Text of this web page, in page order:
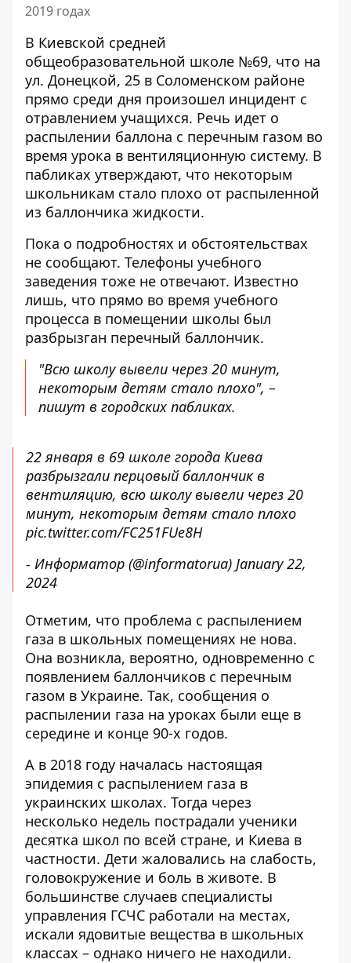
2019 годах
В Киевской средней
общеобразовательной школе №69, что на
ул. Донецкой, 25 в Соломенском районе
прямо среди дня произошел инцидент с
отравлением учащихся. Речь идет о
распылении баллона с перечным газом во
время урока в вентиляционную систему. В
пабликах утверждают, что некоторым
школьникам стало плохо от распыленной
из баллончика жидкости.
Пока о подробностях и обстоятельствах
не сообщают. Телефоны учебного
заведения тоже не отвечают. Известно
лишь, что прямо во время учебного
процесса в помещении школы был
разбрызган перечный баллончик.
"Всю школу вывели через 20 минут,
некоторым детям стало плохо", –
пишут в городских пабликах.
22 января в 69 школе города Киева
разбрызгали перцовый баллончик в
вентиляцию, всю школу вывели через 20
минут, некоторым детям стало плохо
pic.twitter.com/FC251FUe8H
- Информатор (@informatorua) January 22,
2024
Отметим, что проблема с распылением
газа в школьных помещениях не нова.
Она возникла, вероятно, одновременно с
появлением баллончиков с перечным
газом в Украине. Так, сообщения о
распылении газа на уроках были еще в
середине и конце 90-х годов.
А в 2018 году началась настоящая
эпидемия с распылением газа в
украинских школах. Тогда через
несколько недель пострадали ученики
десятка школ по всей стране, и Киева в
частности. Дети жаловались на слабость,
головокружение и боль в животе. В
большинстве случаев специалисты
управления ГСЧС работали на местах,
искали ядовитые вещества в школьных
классах – однако ничего не находили.